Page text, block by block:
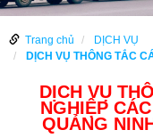
Trang chủ
DỊCH VỤ
DỊCH VỤ THÔNG TẮC
DỊCH VỤ
NGHIỆP
QUẢNG